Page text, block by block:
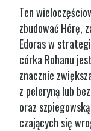
Ten
zbudować Hérę,
Edoras w
córka Rohanu
znacznie
z peleryną lub
oraz
czających się